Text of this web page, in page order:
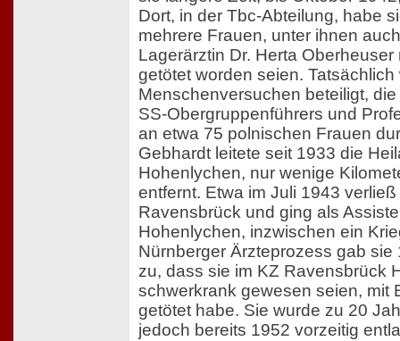
Dort, in der Tbc-Abteilung, habe
mehrere Frauen, unter ihnen
Lagerärztin Dr. Herta Oberheuser
getötet worden seien.
Menschenversuchen beteiligt,
SS-Obergruppenführers und
an etwa 75 polnischen Frauen
Gebhardt leitete seit 1933 die
Hohenlychen, nur wenige
entfernt. Etwa im Juli 1943
Ravensbrück und ging als
Hohenlychen, inzwischen ein
Nürnberger Ärzteprozess gab sie
zu, dass sie im KZ Ravensbrück
schwerkrank gewesen seien, mit
getötet habe. Sie wurde zu 20
jedoch bereits 1952 vorzeitig